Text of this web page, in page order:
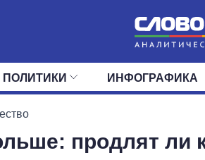
ПОЛИТИКА
ПОЛИТИКИ
И ОФИС
ДЕПУТАТЫ
ИНФОГРАФИКА
продлят ли